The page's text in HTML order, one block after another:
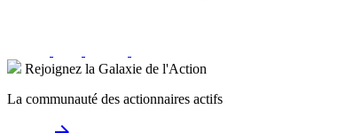
Rejoignez la Galaxie de l'Action
La communauté des actionnaires actifs